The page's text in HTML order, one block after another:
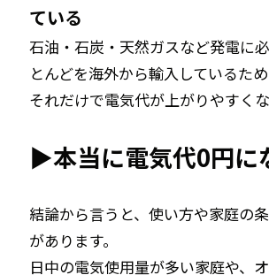
ている
石油・石炭・天然ガスなど発電に
とんどを海外から輸入しているた
それだけで電気代が上がりやすくな
▶本当に電気代0円に
結論から言うと、使い方や家庭の
があります。
日中の電気使用量が多い家庭や、